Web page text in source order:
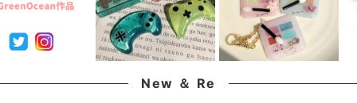
New ＆ Re